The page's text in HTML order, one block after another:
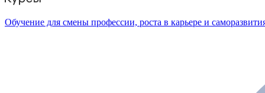
Обучение для смены профессии, роста в карьере и